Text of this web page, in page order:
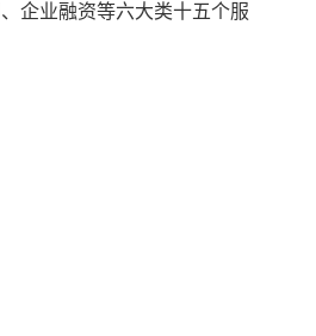
企业融资等六大类十五个服